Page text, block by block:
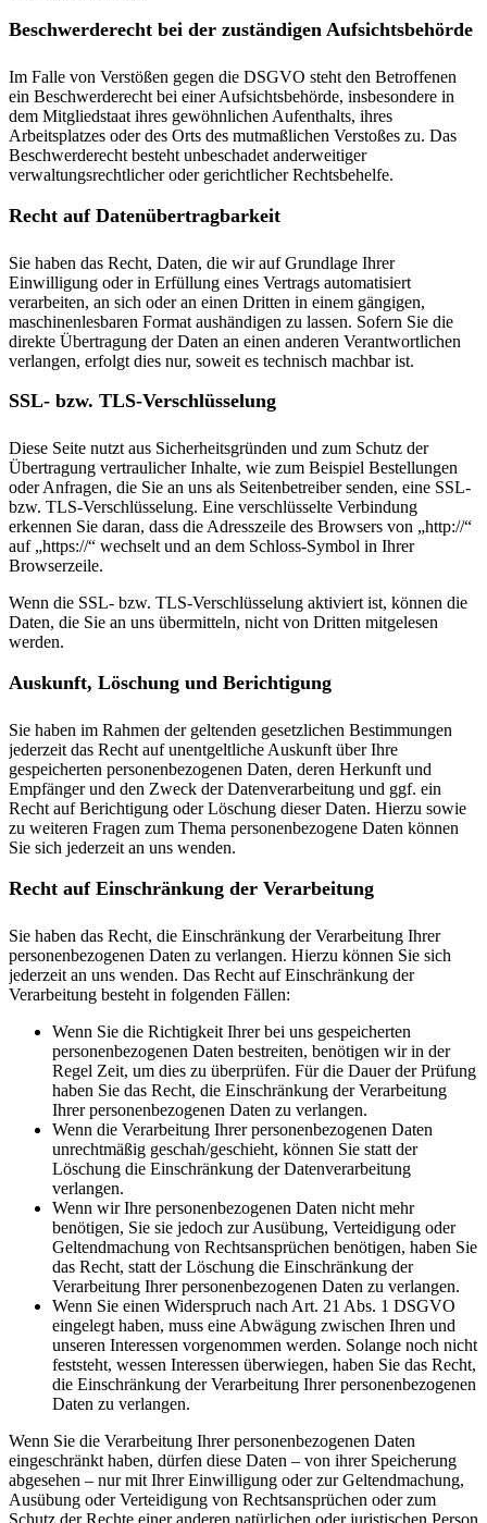
Beschwerde­recht bei der zuständigen Aufsichts­behörde
Im Falle von Verstößen gegen die DSGVO steht den Betroffenen
ein Beschwerderecht bei einer Aufsichtsbehörde, insbesondere in
dem Mitgliedstaat ihres gewöhnlichen Aufenthalts, ihres
Arbeitsplatzes oder des Orts des mutmaßlichen Verstoßes zu. Das
Beschwerderecht besteht unbeschadet anderweitiger
verwaltungsrechtlicher oder gerichtlicher Rechtsbehelfe.
Recht auf Daten­übertrag­barkeit
Sie haben das Recht, Daten, die wir auf Grundlage Ihrer
Einwilligung oder in Erfüllung eines Vertrags automatisiert
verarbeiten, an sich oder an einen Dritten in einem gängigen,
maschinenlesbaren Format aushändigen zu lassen. Sofern Sie die
direkte Übertragung der Daten an einen anderen Verantwortlichen
verlangen, erfolgt dies nur, soweit es technisch machbar ist.
SSL- bzw. TLS-Verschlüsselung
Diese Seite nutzt aus Sicherheitsgründen und zum Schutz der
Übertragung vertraulicher Inhalte, wie zum Beispiel Bestellungen
oder Anfragen, die Sie an uns als Seitenbetreiber senden, eine SSL-
bzw. TLS-Verschlüsselung. Eine verschlüsselte Verbindung
erkennen Sie daran, dass die Adresszeile des Browsers von „http://“
auf „https://“ wechselt und an dem Schloss-Symbol in Ihrer
Browserzeile.
Wenn die SSL- bzw. TLS-Verschlüsselung aktiviert ist, können die
Daten, die Sie an uns übermitteln, nicht von Dritten mitgelesen
werden.
Auskunft, Löschung und Berichtigung
Sie haben im Rahmen der geltenden gesetzlichen Bestimmungen
jederzeit das Recht auf unentgeltliche Auskunft über Ihre
gespeicherten personenbezogenen Daten, deren Herkunft und
Empfänger und den Zweck der Datenverarbeitung und ggf. ein
Recht auf Berichtigung oder Löschung dieser Daten. Hierzu sowie
zu weiteren Fragen zum Thema personenbezogene Daten können
Sie sich jederzeit an uns wenden.
Recht auf Einschränkung der Verarbeitung
Sie haben das Recht, die Einschränkung der Verarbeitung Ihrer
personenbezogenen Daten zu verlangen. Hierzu können Sie sich
jederzeit an uns wenden. Das Recht auf Einschränkung der
Verarbeitung besteht in folgenden Fällen:
Wenn Sie die Richtigkeit Ihrer bei uns gespeicherten
personenbezogenen Daten bestreiten, benötigen wir in der
Regel Zeit, um dies zu überprüfen. Für die Dauer der Prüfung
haben Sie das Recht, die Einschränkung der Verarbeitung
Ihrer personenbezogenen Daten zu verlangen.
Wenn die Verarbeitung Ihrer personenbezogenen Daten
unrechtmäßig geschah/geschieht, können Sie statt der
Löschung die Einschränkung der Datenverarbeitung
verlangen.
Wenn wir Ihre personenbezogenen Daten nicht mehr
benötigen, Sie sie jedoch zur Ausübung, Verteidigung oder
Geltendmachung von Rechtsansprüchen benötigen, haben Sie
das Recht, statt der Löschung die Einschränkung der
Verarbeitung Ihrer personenbezogenen Daten zu verlangen.
Wenn Sie einen Widerspruch nach Art. 21 Abs. 1 DSGVO
eingelegt haben, muss eine Abwägung zwischen Ihren und
unseren Interessen vorgenommen werden. Solange noch nicht
feststeht, wessen Interessen überwiegen, haben Sie das Recht,
die Einschränkung der Verarbeitung Ihrer personenbezogenen
Daten zu verlangen.
Wenn Sie die Verarbeitung Ihrer personenbezogenen Daten
eingeschränkt haben, dürfen diese Daten – von ihrer Speicherung
abgesehen – nur mit Ihrer Einwilligung oder zur Geltendmachung,
Ausübung oder Verteidigung von Rechtsansprüchen oder zum
Schutz der Rechte einer anderen natürlichen oder juristischen Person